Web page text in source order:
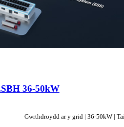
36-50kW
Gwrthdroydd ar y grid | 36-50kW |